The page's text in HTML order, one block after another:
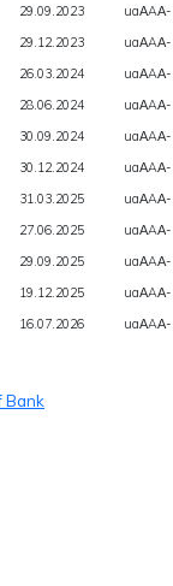
29.09.2023
uaАAА-
29.12.2023
uaАAА-
26.03.2024
uaАAА-
28.06.2024
uaАAА-
30.09.2024
uaАAА-
30.12.2024
uaАAА-
31.03.2025
uaАAА-
27.06.2025
uaАAА-
29.09.2025
uaАAА-
19.12.2025
uaАAА-
16.07.2026 uaАAА-
Bank